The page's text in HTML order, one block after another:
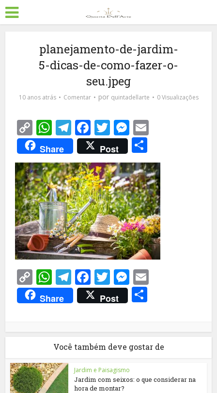
planejamento-de-jardim-
5-dicas-de-como-fazer-o-
seu.jpeg
10 anos atrás Comentar por quintadellarte 0 Visualizações
Copy
Link
WhatsApp
Telegram
Facebook
TwitterMessenger
Share Post
Copy
Link
WhatsApp
Telegram
Facebook
TwitterMessenger
Share Post
Você também deve gostar de
Jardim e Paisagismo
Jardim com seixos: o que considerar na
hora de montar?